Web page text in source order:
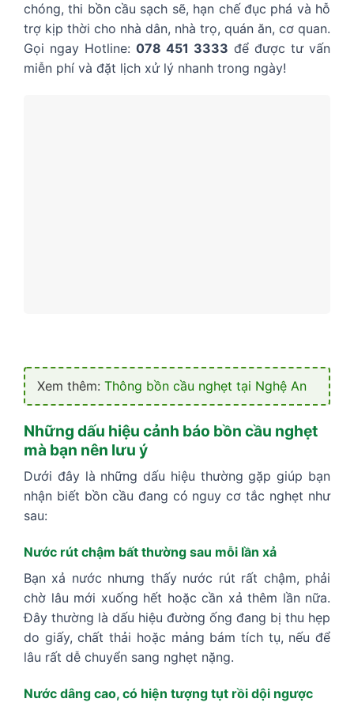
chóng, thi bồn cầu sạch sẽ, hạn chế đục phá và hỗ
trợ kịp thời cho nhà dân, nhà trọ, quán ăn, cơ quan.
Gọi ngay Hotline: 078 451 3333 để được tư vấn
miễn phí và đặt lịch xử lý nhanh trong ngày!
Xem thêm: Thông bồn cầu nghẹt tại Nghệ An
Những dấu hiệu cảnh báo bồn cầu nghẹt
mà bạn nên lưu ý
Dưới đây là những dấu hiệu thường gặp giúp bạn
nhận biết bồn cầu đang có nguy cơ tắc nghẹt như
sau:
Nước rút chậm bất thường sau mỗi lần xả
Bạn xả nước nhưng thấy nước rút rất chậm, phải
chờ lâu mới xuống hết hoặc cần xả thêm lần nữa.
Đây thường là dấu hiệu đường ống đang bị thu hẹp
do giấy, chất thải hoặc mảng bám tích tụ, nếu để
lâu rất dễ chuyển sang nghẹt nặng.
Nước dâng cao, có hiện tượng tụt rồi dội ngược